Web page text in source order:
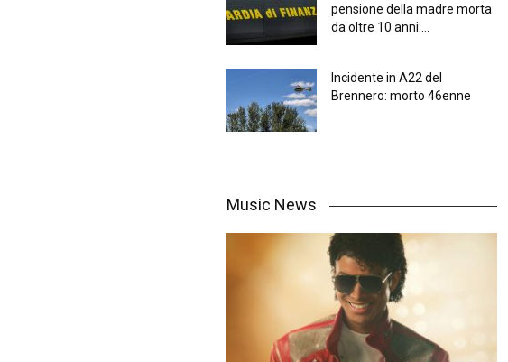
pensione della madre morta
da oltre 10 anni:...
Incidente in A22 del
Brennero: morto 46enne
Music News